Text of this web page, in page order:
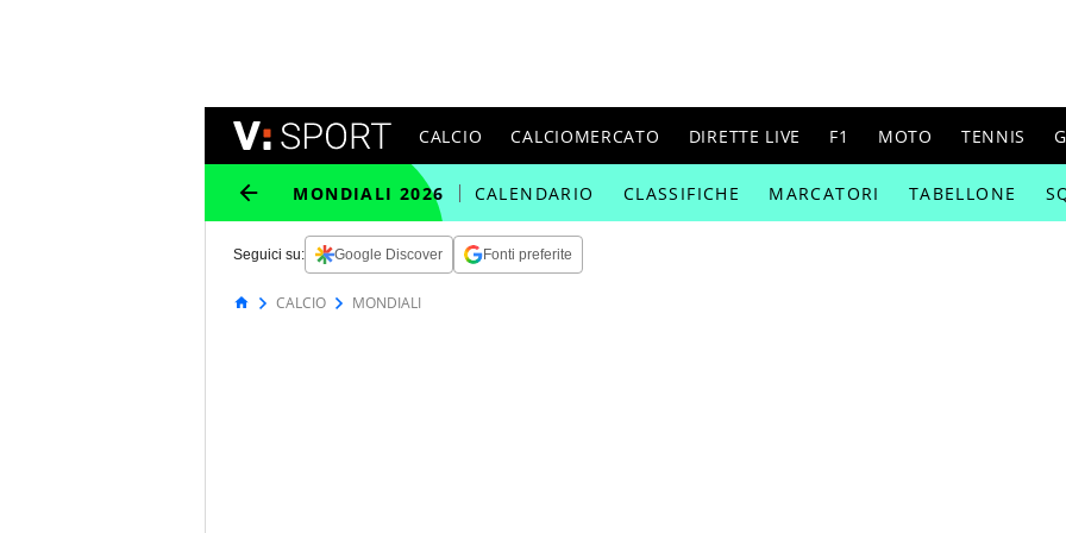
CALCIO CALCIOMERCATO DIRETTE LIVE F1 MOTO TENNIS
MONDIALI 2026 CALENDARIO CLASSIFICHE MARCATORI TABELLONE
Seguici su: Google Discover Fonti preferite
CALCIO MONDIALI